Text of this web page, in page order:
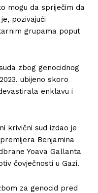
mogu da spriječim da
pozivajući
grupama poput
zbog genocidnog
ubijeno skoro
enklavu i
krivični sud izdao je
Benjamina
Yoava Gallanta
čovječnosti u Gazi.
za genocid pred